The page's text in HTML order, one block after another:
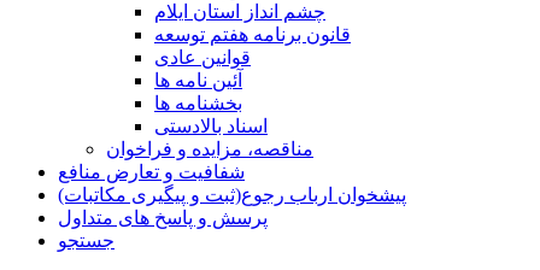
چشم انداز استان ایلام
قانون برنامه هفتم توسعه
قوانین عادی
آئین نامه ها
بخشنامه ها
اسناد بالادستی
مناقصه، مزایده و فراخوان
شفافیت و تعارض منافع
پیشخوان ارباب رجوع(ثبت و پیگیری مکاتبات)
پرسش و پاسخ های متداول
جستجو